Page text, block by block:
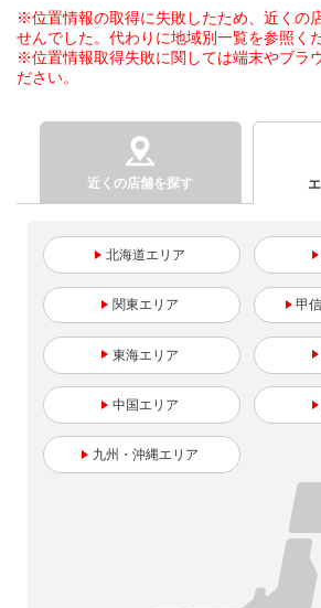
※位置情報の取得に失敗したため、近くの
せんでした。代わりに地域別一覧を参照く
※位置情報取得失敗に関しては端末やブラ
ださい。
近くの店舗を探す
北海道
関東 甲
東海
中国
九州・沖縄